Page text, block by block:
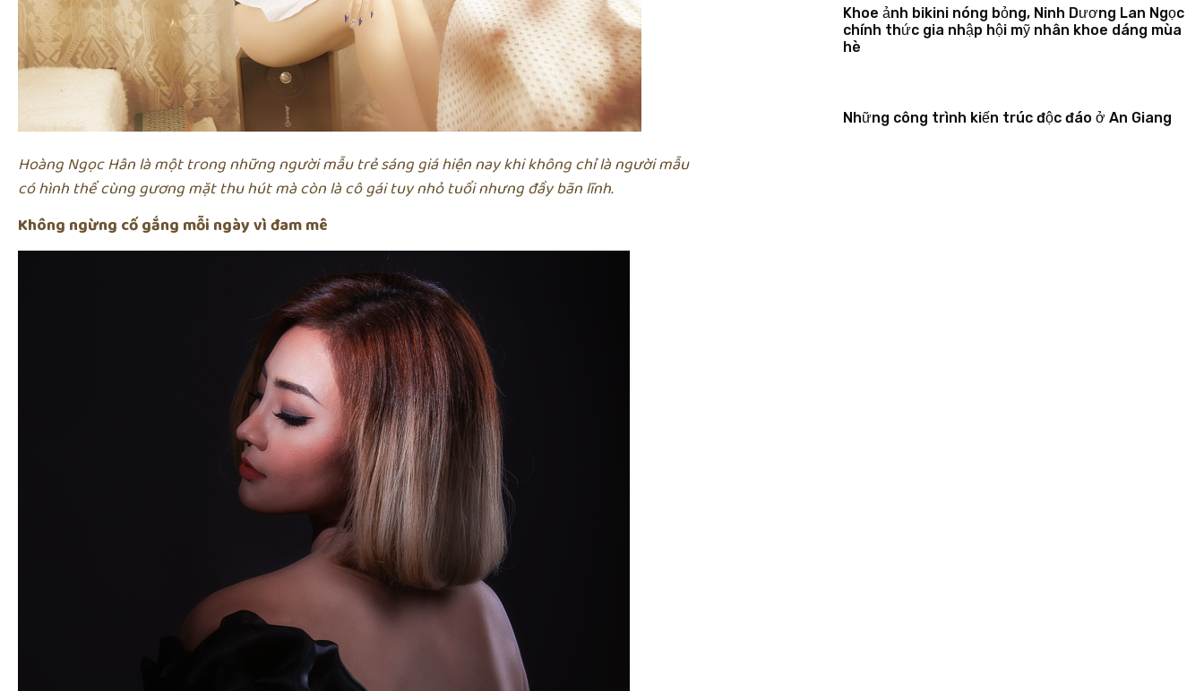
Hoàng Ngọc Hân là một trong những người mẫu trẻ sáng giá hiện nay khi không chỉ là người mẫu
có hình thể cùng gương mặt thu hút mà còn là cô gái tuy nhỏ tuổi nhưng đầy bãn lĩnh.
Không ngừng cố gắng mỗi ngày vì đam mê
Khoe ảnh bikini nóng bỏng, Ninh Dương Lan Ngọc
chính thức gia nhập hội mỹ nhân khoe dáng mùa
hè
Những công trình kiến trúc độc đáo ở An Giang